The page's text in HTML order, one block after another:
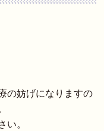
の妨げになりますの
。